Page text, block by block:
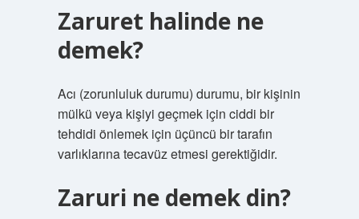
Zaruret halinde ne
demek?
Acı (zorunluluk durumu) durumu, bir kişinin
mülkü veya kişiyi geçmek için ciddi bir
tehdidi önlemek için üçüncü bir tarafın
varlıklarına tecavüz etmesi gerektiğidir.
Zaruri ne demek din?